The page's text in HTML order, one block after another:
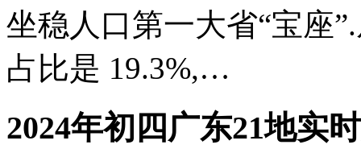
坐稳人口第一大省“宝座
占比是 19.3%,…
2024年初四广东21地实